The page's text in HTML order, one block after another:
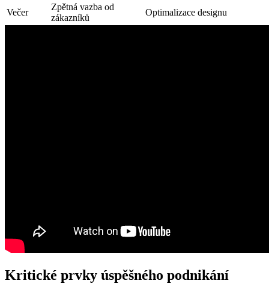
Večer
Zpětná vazba od
zákazníků
Optimalizace designu
Kritické prvky úspěšného podnikání